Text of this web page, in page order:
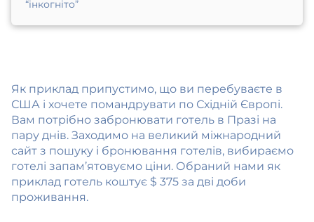
“інкогніто”
Як приклад припустимо, що ви перебуваєте в
США і хочете помандрувати по Східній Європі.
Вам потрібно забронювати готель в Празі на
пару днів. Заходимо на великий міжнародний
сайт з пошуку і бронювання готелів, вибираємо
готелі запам’ятовуємо ціни. Обраний нами як
приклад готель коштує $ 375 за дві доби
проживання.